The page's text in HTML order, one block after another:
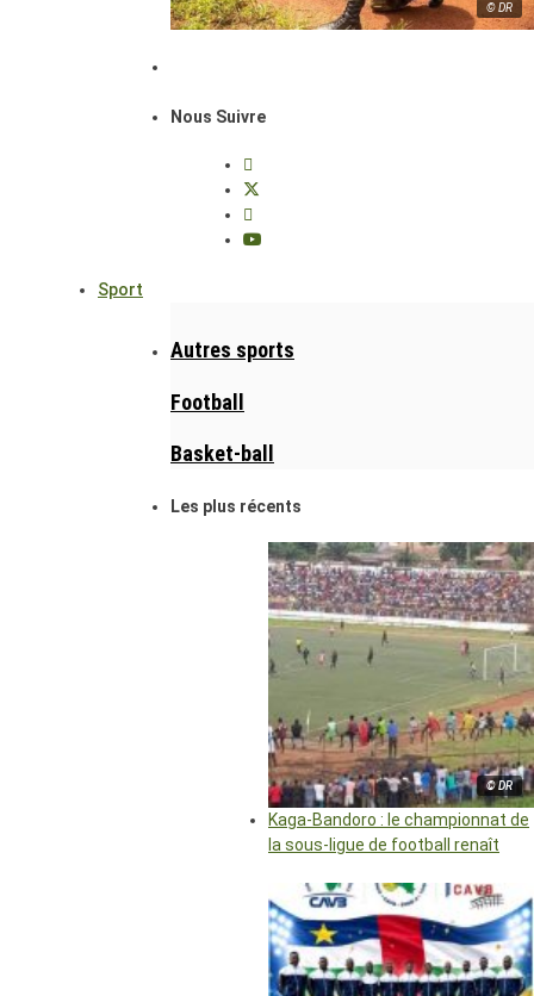
© DR
Nous Suivre
Sport
Autres sports
Football
Basket-ball
Les plus récents
© DR
Kaga-Bandoro : le championnat de
la sous-ligue de football renaît